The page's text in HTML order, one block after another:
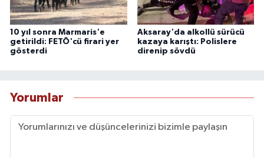
10 yıl sonra Marmaris'e
getirildi: FETÖ'cü firari yer
gösterdi
Aksaray'da alkollü sürücü
kazaya karıştı: Polislere
direnip sövdü
Yorumlar